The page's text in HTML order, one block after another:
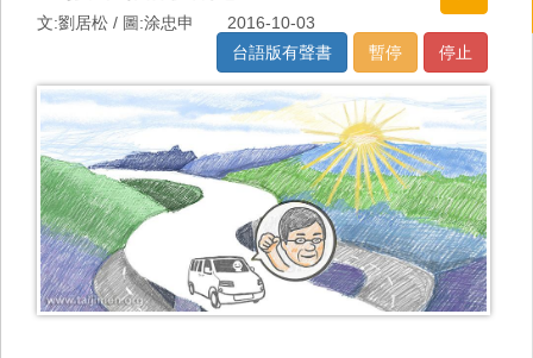
文:劉居松 / 圖:涂忠申 2016-10-03
停止
暫停
台語版有聲書